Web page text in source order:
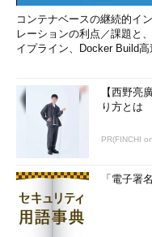
コンテナベースの継続的イ
レーションの利点／課題と
イプライン、Docker Build高
【西野亮
り方とは
PR(FINCHI
「電子署